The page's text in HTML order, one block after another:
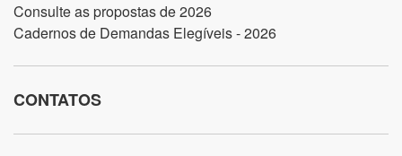
Consulte as propostas de 2026
Cadernos de Demandas Elegíveis - 2026
CONTATOS